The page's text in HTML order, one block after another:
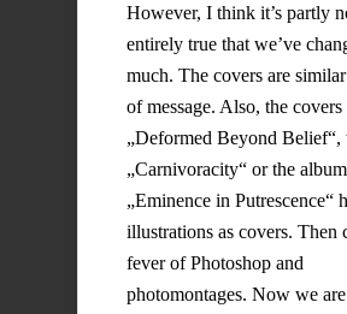
However, I think it’s partly
entirely true that we’ve
much. The covers are
of message. Also, the
„Deformed Beyond Belief“,
„Carnivoracity“ or the album
„Eminence in Putrescence“
illustrations as covers. Then
fever of Photoshop and
photomontages. Now we